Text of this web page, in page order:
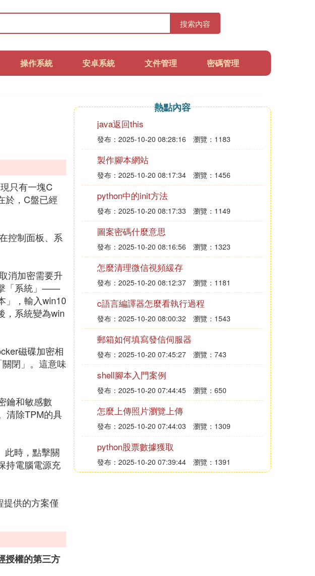
搜索內容
操作系統 安卓系統 文件管理 密碼管理
只有一塊C
於，C盤已經
控制面板、系
消加密需要升
「系統」——
」，輸入win10
，系統變為win
磁碟加密相
閉」。這意味
鑰和敏感數
清除TPM的具
此時，點擊關
持電腦電源充
提供的方案僅
授權的第三方
熱點內容
java返回this
發布：2025-10-20 08:28:16 瀏覽：1183
製作腳本網站
發布：2025-10-20 08:17:34 瀏覽：1456
python中的init方法
發布：2025-10-20 08:17:33 瀏覽：1149
圖案密碼什麼意思
發布：2025-10-20 08:16:56 瀏覽：1323
怎麼清理微信視頻緩存
發布：2025-10-20 08:12:37 瀏覽：1181
c語言編譯器怎麼看執行過程
發布：2025-10-20 08:00:32 瀏覽：1543
郵箱如何填寫發信伺服器
發布：2025-10-20 07:45:27 瀏覽：743
shell腳本入門案例
發布：2025-10-20 07:44:45 瀏覽：650
怎麼上傳照片瀏覽上傳
發布：2025-10-20 07:44:03 瀏覽：1309
python股票數據獲取
發布：2025-10-20 07:39:44 瀏覽：1391